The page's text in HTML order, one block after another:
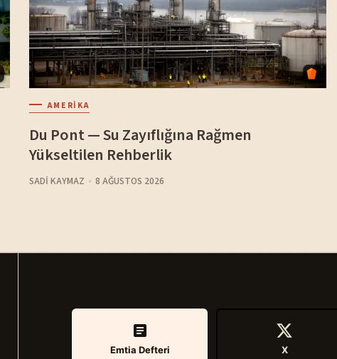
AMERIKA
Du Pont — Su Zayıflığına Rağmen
Yükseltilen Rehberlik
SADI KAYMAZ 8 AĞUSTOS 2026
Emtia Defteri X